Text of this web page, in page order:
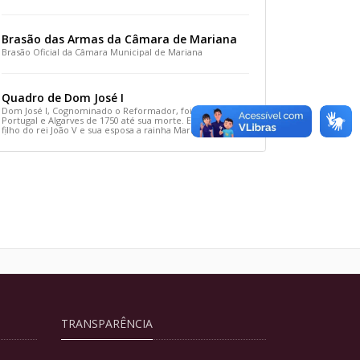
Brasão das Armas da Câmara de Mariana
Brasão Oficial da Câmara Municipal de Mariana
Quadro de Dom José I
Dom José I, Cognominado o Reformador, foi Rei de
Portugal e Algarves de 1750 até sua morte. Era o terceiro
filho do rei João V e sua esposa a rainha Maria Ana da
Áustria. O seu reinado foi marcado sobretudo pelas
políticas do seu secretário de Estado, o Marquês de
TRANSPARÊNCIA